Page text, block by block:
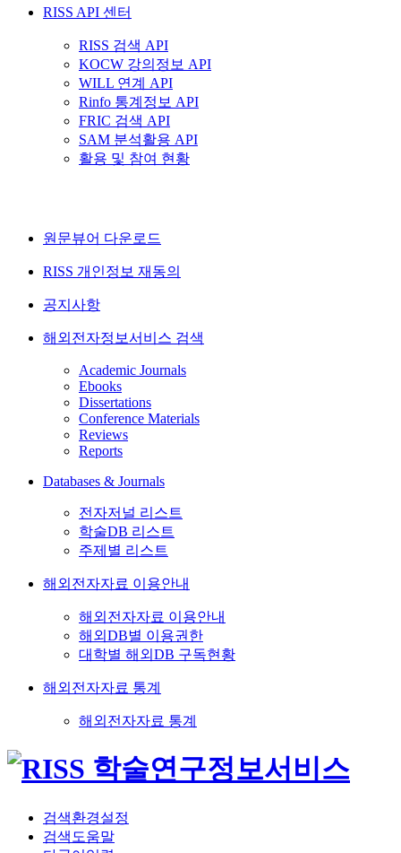
RISS API 센터
RISS 검색 API
KOCW 강의정보 API
WILL 연계 API
Rinfo 통계정보 API
FRIC 검색 API
SAM 분석활용 API
활용 및 참여 현황
원문뷰어 다운로드
RISS 개인정보 재동의
공지사항
해외전자정보서비스 검색
Academic Journals
Ebooks
Dissertations
Conference Materials
Reviews
Reports
Databases & Journals
전자저널 리스트
학술DB 리스트
주제별 리스트
해외전자자료 이용안내
해외전자자료 이용안내
해외DB별 이용권한
대학별 해외DB 구독현황
해외전자자료 통계
해외전자자료 통계
검색환경설정
검색도움말